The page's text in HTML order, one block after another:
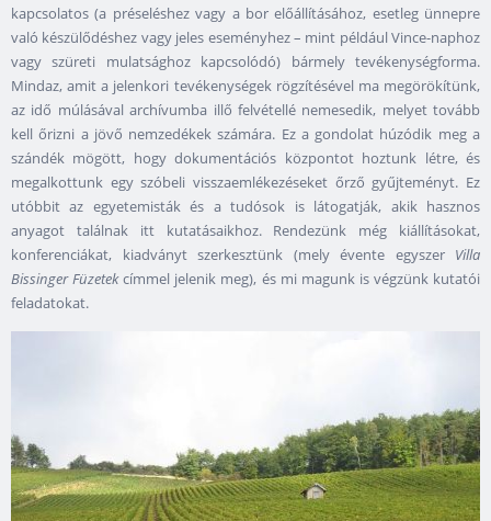
kapcsolatos (a préseléshez vagy a bor előállításához, esetleg ünnepre
való készülődéshez vagy jeles eseményhez – mint például Vince-naphoz
vagy szüreti mulatsághoz kapcsolódó) bármely tevékenységforma.
Mindaz, amit a jelenkori tevékenységek rögzítésével ma megörökítünk,
az idő múlásával archívumba illő felvétellé nemesedik, melyet tovább
kell őrizni a jövő nemzedékek számára. Ez a gondolat húzódik meg a
szándék mögött, hogy dokumentációs központot hoztunk létre, és
megalkottunk egy szóbeli visszaemlékezéseket őrző gyűjteményt. Ez
utóbbit az egyetemisták és a tudósok is látogatják, akik hasznos
anyagot találnak itt kutatásaikhoz. Rendezünk még kiállításokat,
konferenciákat, kiadványt szerkesztünk (mely évente egyszer Villa
Bissinger Füzetekcímmel jelenik meg), és mi magunk is végzünk kutatói
feladatokat.